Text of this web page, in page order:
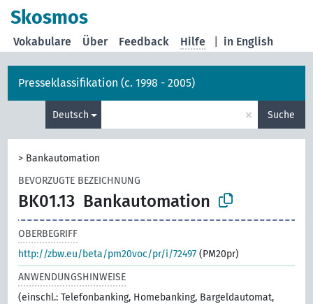
Skosmos
in English
Vokabulare Über Feedback Hilfe
Presseklassifikation (c. 1998 - 2005)
Deutsch × Suche
> Bankautomation
BEVORZUGTE BEZEICHNUNG
BK01.13 Bankautomation
OBERBEGRIFF
http://zbw.eu/beta/pm20voc/pr/i/72497 (PM20pr)
ANWENDUNGSHINWEISE
(einschl.: Telefonbanking, Homebanking, Bargeldautomat,